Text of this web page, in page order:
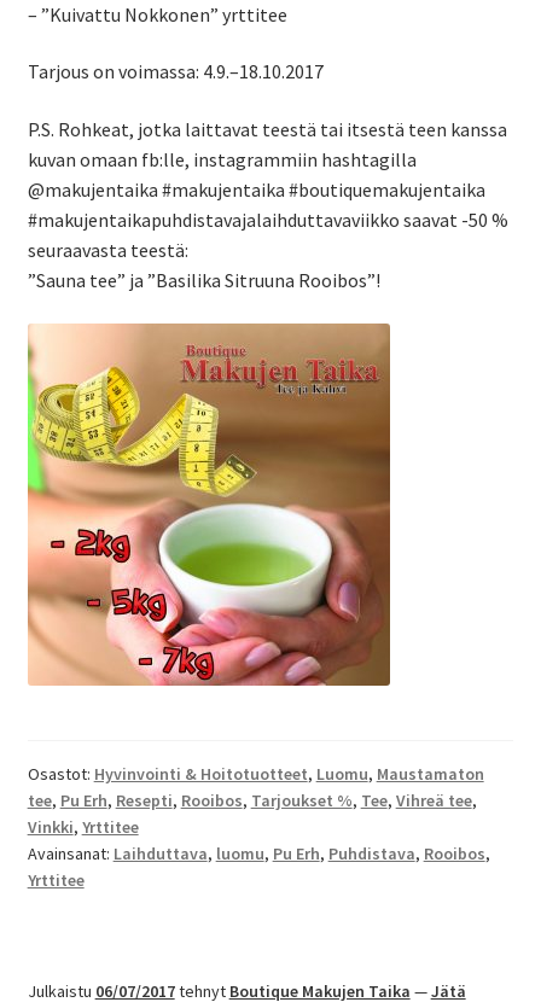
– ”Kuivattu Nokkonen” yrttitee
Tarjous on voimassa: 4.9.–18.10.2017
P.S. Rohkeat, jotka laittavat teestä tai itsestä teen kanssa
kuvan omaan fb:lle, instagrammiin hashtagilla
@makujentaika #makujentaika #boutiquemakujentaika
#makujentaikapuhdistavajalaihduttavaviikko saavat -50 %
seuraavasta teestä:
”Sauna tee” ja ”Basilika Sitruuna Rooibos”!
Osastot: Hyvinvointi & Hoitotuotteet, Luomu, Maustamaton
tee, Pu Erh, Resepti, Rooibos, Tarjoukset %, Tee, Vihreä tee,
Vinkki, Yrttitee
Avainsanat: Laihduttava, luomu, Pu Erh, Puhdistava, Rooibos,
Yrttitee
Julkaistu 06/07/2017tehnyt Boutique Makujen Taika —Jätä